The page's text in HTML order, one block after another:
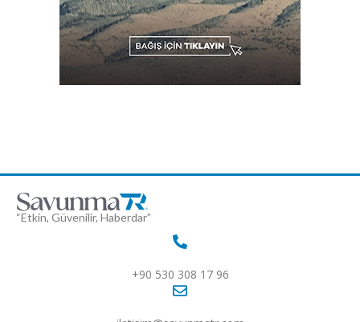
“Etkin, Güvenilir, Haberdar”
+90 530 308 17 96